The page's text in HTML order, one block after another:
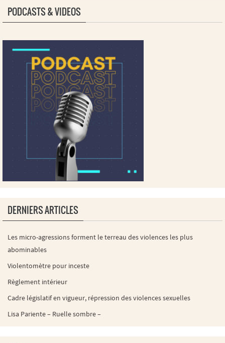
PODCASTS & VIDEOS
DERNIERS ARTICLES
Les micro-agressions forment le terreau des violences les plus
abominables
Violentomètre pour inceste
Règlement intérieur
Cadre législatif en vigueur, répression des violences sexuelles
Lisa Pariente – Ruelle sombre –